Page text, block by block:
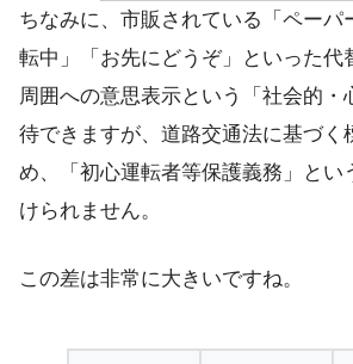
ちなみに、市販されている「ペーパ
転中」「お先にどうぞ」といった代
周囲への意思表示という「社会的・
待できますが、道路交通法に基づく
め、「初心運転者等保護義務」とい
けられません。
この差は非常に大きいですね。